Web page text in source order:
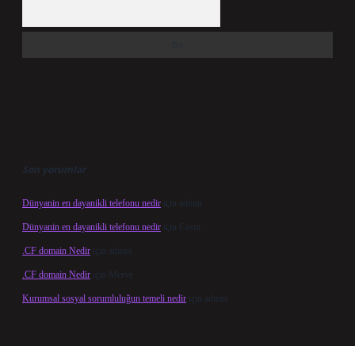
Son yorumlar
Dünyanin en dayanikli telefonu nedir için admin
Dünyanin en dayanikli telefonu nedir için Cesur
.CF domain Nedir için admin
.CF domain Nedir için Merve
Kurumsal sosyal sorumluluğun temeli nedir için admin